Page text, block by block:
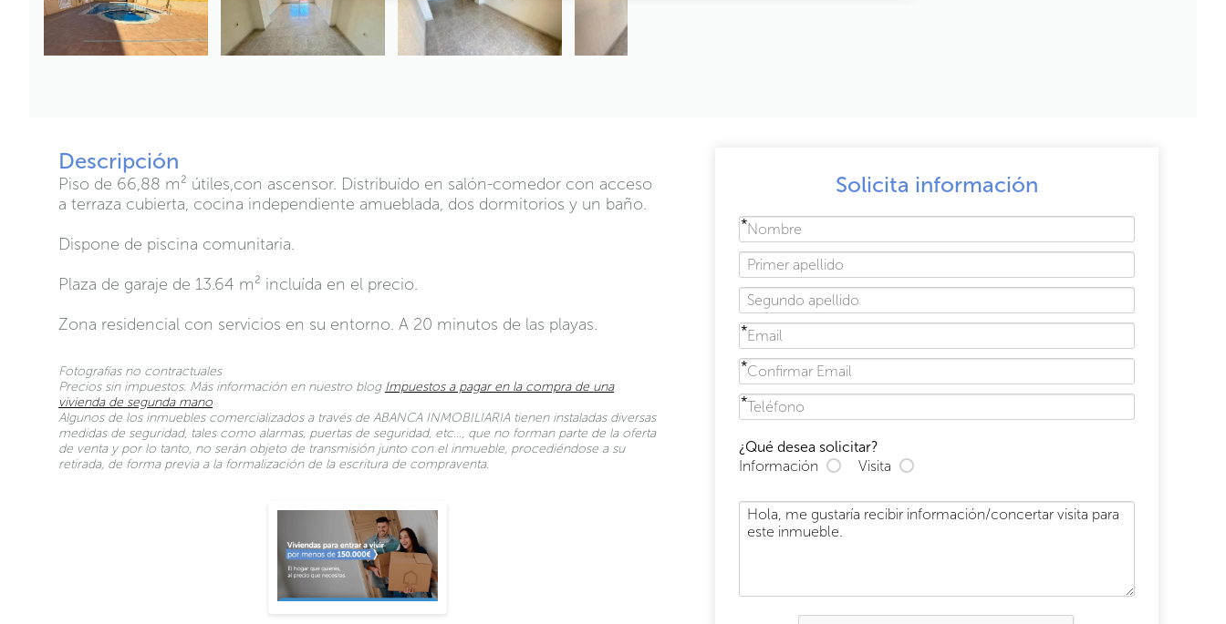
Descripción
Piso de 66,88 m² útiles,con ascensor. Distribuído en salón-comedor con acceso
a terraza cubierta, cocina independiente amueblada, dos dormitorios y un baño.
Dispone de piscina comunitaria.
Plaza de garaje de 13.64 m² incluída en el precio.
Zona residencial con servicios en su entorno. A 20 minutos de las playas.
Fotografías no contractuales
Precios sin impuestos. Más información en nuestro blog Impuestos a pagar en la compra de una
vivienda de segunda mano
Algunos de los inmuebles comercializados a través de ABANCA INMOBILIARIA tienen instaladas diversas
medidas de seguridad, tales como alarmas, puertas de seguridad, etc…, que no forman parte de la oferta
de venta y por lo tanto, no serán objeto de transmisión junto con el inmueble, procediéndose a su
retirada, de forma previa a la formalización de la escritura de compraventa.
Solicita información
¿Qué desea solicitar?
Información
Visita